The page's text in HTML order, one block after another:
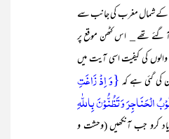
کے شمال مغرب کی جانب سے
گئے تھے _ اس کٹھن موقع پر
والوں کی کیفیت اسی آیت میں
کی گئی ہے کہ{وَ اِذۡ زَاغَتِ
الۡحَنَاجِرَ وَ تَظُنُّوۡنَ بِاللّٰہِ
کرو جب آنکھیں (وحشت و